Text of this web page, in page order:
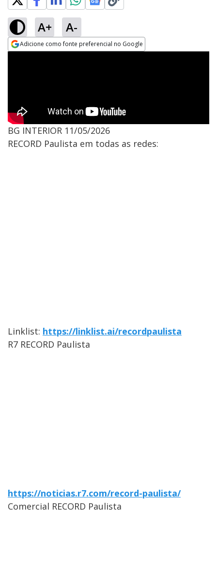
A+ A-
Adicione como fonte preferencial no Google
BG INTERIOR 11/05/2026
RECORD Paulista em todas as redes:
Linklist: https://linklist.ai/recordpaulista
R7 RECORD Paulista
https://noticias.r7.com/record-paulista/
Comercial RECORD Paulista